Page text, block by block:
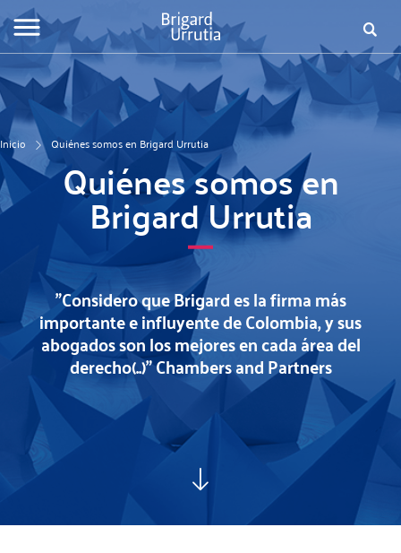
Pasar
al
contenido
de
Buscar
Inicio Quiénes somos en Brigard Urrutia
Quiénes somos en
Brigard Urrutia
"Considero que Brigard es la firma más
importante e influyente de Colombia, y sus
abogados son los mejores en cada área del
derecho(..)” Chambers and Partners